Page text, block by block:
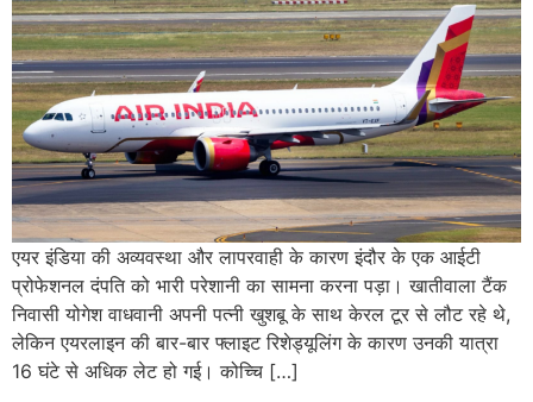
एयर इंडिया की अव्यवस्था और लापरवाही के कारण इंदौर के एक आईटी
प्रोफेशनल दंपति को भारी परेशानी का सामना करना पड़ा। खातीवाला टैंक
निवासी योगेश वाधवानी अपनी पत्नी खुशबू के साथ केरल टूर से लौट रहे थे,
लेकिन एयरलाइन की बार-बार फ्लाइट रिशेड्यूलिंग के कारण उनकी यात्रा
16 घंटे से अधिक लेट हो गई। कोच्चि […]